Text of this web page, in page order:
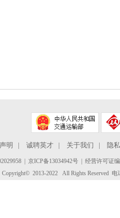
明 诚聘英才 关于我们 隐
京ICP备13034942号 | 经营许可证
2013-2022 All Rights Reserved